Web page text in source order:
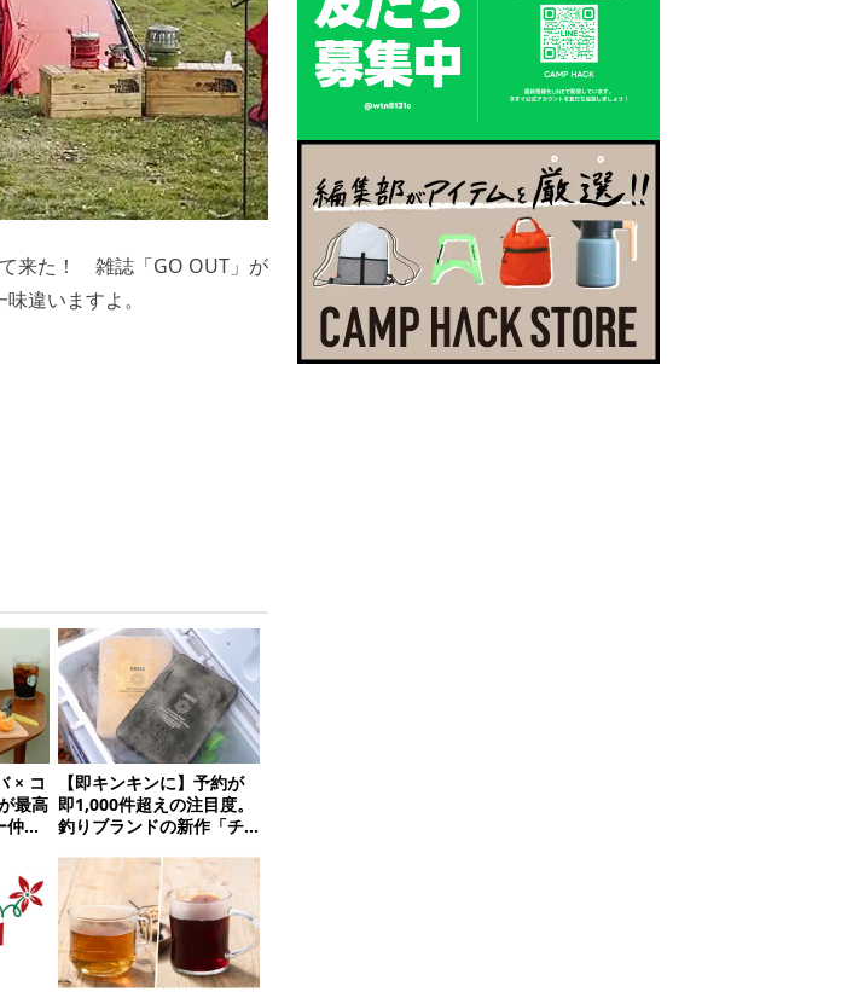
来た！ 雑誌「GO OUT」が
違いますよ。
× コ
最高
仲間
【即キンキンに】予約が
即1,000件超えの注目度。
釣りブランドの新作「チ
剤」が再販開始